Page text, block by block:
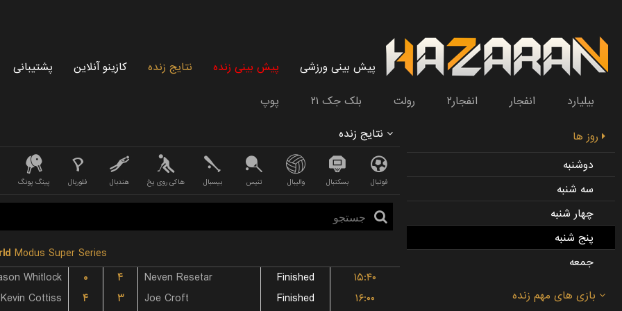
پیش بینی ورزشی پیش بینی زنده نتایج زنده کازینو آنلاین پشتیبانی
بیلیارد انفجار انفجار۲ رولت بلک جک ۲۱ پوپ
روز ها
دوشنبه
سه شنبه
چهار شنبه
پنج شنبه
جمعه
نتایج زنده
فوتبال بسکتبال والیبال تنیس بیسبال هاکی روی یخ هندبال فلوربال پینگ پونگ
Modus Super Series
Whitlock
۰ ۴ Neven Resetar Finished
۱۵:۴۰
Kevin Cottiss
۴ ۳ Joe Croft Finished
۱۶:۰۰